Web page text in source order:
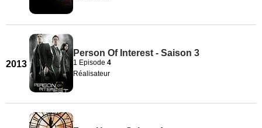
2013
Person Of Interest - Saison 3
1 Episode 4
Réalisateur